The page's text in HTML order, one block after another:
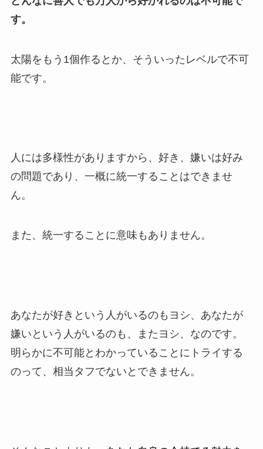
す。
太陽をもう1個作るとか、そういったレベルで不可
能です。
人には多様性がありますから、好き、嫌いは好み
の問題であり、一概に統一することはできませ
ん。
また、統一することに意味もありません。
あなたが好きという人がいるのもヨシ、あなたが
嫌いという人がいるのも、またヨシ、なのです。
明らかに不可能とわかっていることにトライする
のって、相当タフでないとできません。